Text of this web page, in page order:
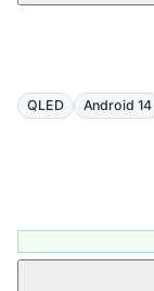
QLED Android 14